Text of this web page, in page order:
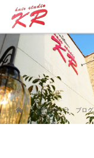
ブログ ブログ